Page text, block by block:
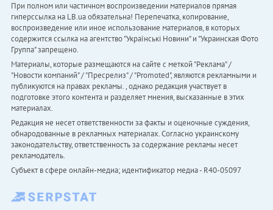
При полном или частичном воспроизведении материалов прямая
гиперссылка на LB.ua обязательна! Перепечатка, копирование,
воспроизведение или иное использование материалов, в которых
содержится ссылка на агентство "Українськi Новини" и "Украинская Фото
Группа" запрещено.
Материалы, которые размещаются на сайте с меткой "Реклама" /
"Новости компаний" / "Пресрелиз" / "Promoted", являются рекламными и
публикуются на правах рекламы. , однако редакция участвует в
подготовке этого контента и разделяет мнения, высказанные в этих
материалах.
Редакция не несет ответственности за факты и оценочные суждения,
обнародованные в рекламных материалах. Согласно украинскому
законодательству, ответственность за содержание рекламы несет
рекламодатель.
Субъект в сфере онлайн-медиа; идентификатор медиа - R40-05097